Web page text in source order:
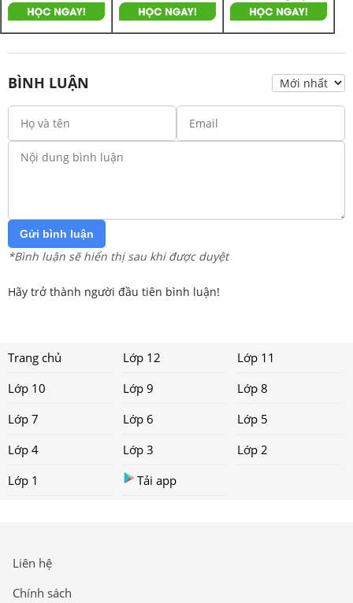
BÌNH LUẬN
Gửi bình luận
*Bình luận sẽ hiển thị sau khi được duyệt
Hãy trở thành người đầu tiên bình luận!
Trang chủ Lớp 12
Lớp 11
Lớp 10
Lớp 9
Lớp 8
Lớp 7
Lớp 6
Lớp 5
Lớp 4
Lớp 3
Lớp 2
Lớp 1
Tải app
Liên hệ
Chính sách